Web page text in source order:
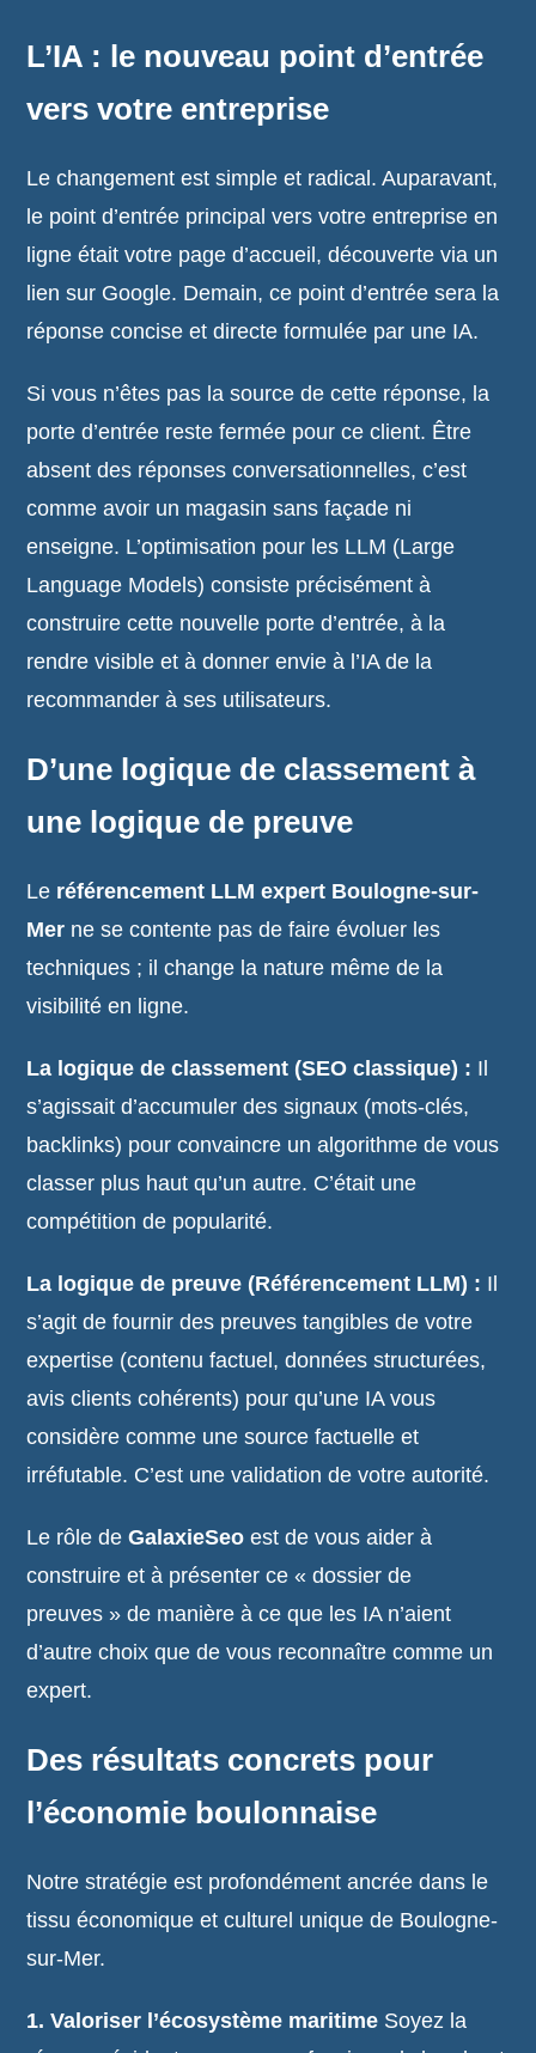
L’IA : le nouveau point d’entrée
vers votre entreprise
Le changement est simple et radical. Auparavant,
le point d’entrée principal vers votre entreprise en
ligne était votre page d’accueil, découverte via un
lien sur Google. Demain, ce point d’entrée sera la
réponse concise et directe formulée par une IA.
Si vous n’êtes pas la source de cette réponse, la
porte d’entrée reste fermée pour ce client. Être
absent des réponses conversationnelles, c’est
comme avoir un magasin sans façade ni
enseigne. L’optimisation pour les LLM (Large
Language Models) consiste précisément à
construire cette nouvelle porte d’entrée, à la
rendre visible et à donner envie à l’IA de la
recommander à ses utilisateurs.
D’une logique de classement à
une logique de preuve
Le référencement LLM expert Boulogne-sur-
Mer ne se contente pas de faire évoluer les
techniques ; il change la nature même de la
visibilité en ligne.
La logique de classement (SEO classique) : Il
s’agissait d’accumuler des signaux (mots-clés,
backlinks) pour convaincre un algorithme de vous
classer plus haut qu’un autre. C’était une
compétition de popularité.
La logique de preuve (Référencement LLM) : Il
s’agit de fournir des preuves tangibles de votre
expertise (contenu factuel, données structurées,
avis clients cohérents) pour qu’une IA vous
considère comme une source factuelle et
irréfutable. C’est une validation de votre autorité.
Le rôle deGalaxieSeo est de vous aider à
construire et à présenter ce « dossier de
preuves » de manière à ce que les IA n’aient
d’autre choix que de vous reconnaître comme un
expert.
Des résultats concrets pour
l’économie boulonnaise
Notre stratégie est profondément ancrée dans le
tissu économique et culturel unique de Boulogne-
sur-Mer.
1. Valoriser l’écosystème maritime Soyez la